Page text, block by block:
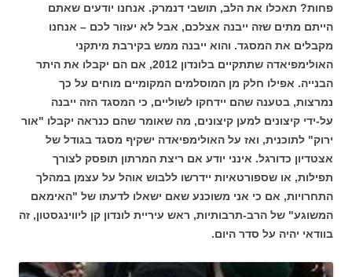
פחות? תאכלו את הלב, תושבי דנמרק. אנחנו יודעים שאתם
הייתם מתים שזה ייבנה אצלכם, אבל לא יעזור לכם – אנחנו
מקבלים את המסגד. והוא ייבנה ממש בקירבת מיתקני
האולימפיאדה שתתקיים בלונדון 2012, אם הם יקבלו את היתר
הבנייה. אפילו חלק מן המוסלמים המקומיים מוחים על כך
נמרצות, בטענה שהם יידחקו לשוליים, כי המסגד הזה ייבנה
על-ידי קיצונים למען קיצונים, מה שאומר שהם כנראה יקבלו "אור
ירוק" לתוכנית, ואז על האולימפיאדה ישקיף מסגד בגודל של
אצטדיון כדורגל. אינני יודע אם ריצת המרתון תופסק לצורך
תפילות, או שספורטאיות יידרשו ללבוש אוהל על עצמן במהלך
התחרויות, אם כי אני משוכנע שאם ישאלו לדעתו של "האימאם
המשוגע" של הרב-תרבותיות, ראש עיריית לונדון קן ליווינגסטון, זה
בוודאי יהיה על סדר היום.